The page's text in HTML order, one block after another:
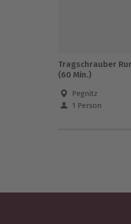
Tragschrauber
(60 Min.)
Pegnitz
1 Person